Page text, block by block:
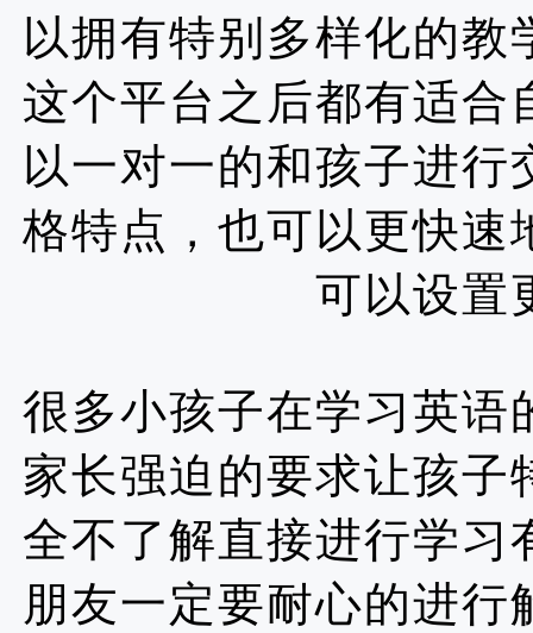
以拥有特别多样化的
这个平台之后都有适合
以一对一的和孩子进
格特点，也可以更快速
可以设置
很多小孩子在学习英语
家长强迫的要求让孩子
全不了解直接进行学习
朋友一定要耐心的进